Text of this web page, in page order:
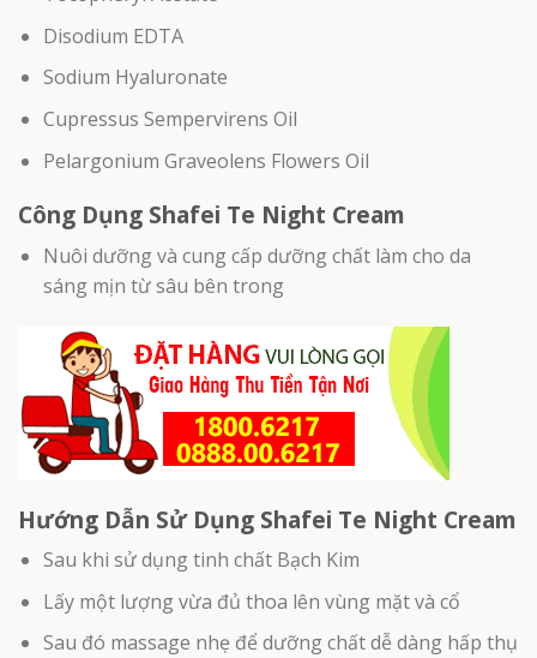
Disodium EDTA
Sodium Hyaluronate
Cupressus Sempervirens Oil
Pelargonium Graveolens Flowers Oil
Công Dụng Shafei Te Night Cream
Nuôi dưỡng và cung cấp dưỡng chất làm cho da
sáng mịn từ sâu bên trong
Hướng Dẫn Sử Dụng Shafei Te Night Cream
Sau khi sử dụng tinh chất Bạch Kim
Lấy một lượng vừa đủ thoa lên vùng mặt và cổ
Sau đó massage nhẹ để dưỡng chất dễ dàng hấp thụ